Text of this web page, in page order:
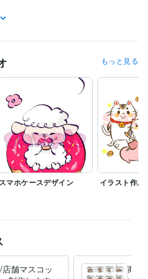
り可愛いイラストを描きます
もっと見る
スマホケースデザイン イラスト作成
舗マスコッ
商用